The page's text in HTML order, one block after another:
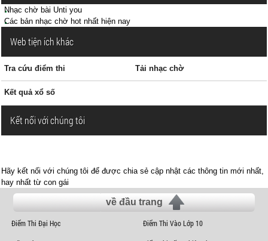
Nhạc chờ bài Unti you
Các bản nhạc chờ hot nhất hiện nay
Web tiện ích khác
Tra cứu điểm thi Tải nhạc chờ
Kết quả xổ số
Kết nối với chúng tôi
Hãy kết nối với chúng tôi để được chia sẻ cập nhật các thông tin mới nhất,
hay nhất từ con gái
về đầu trang
Điểm Thi Đại Học Điểm Thi Vào Lớp 10